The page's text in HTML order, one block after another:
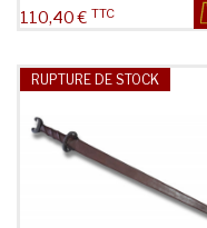
Prix
110,40 € TTC
RUPTURE DE STOCK